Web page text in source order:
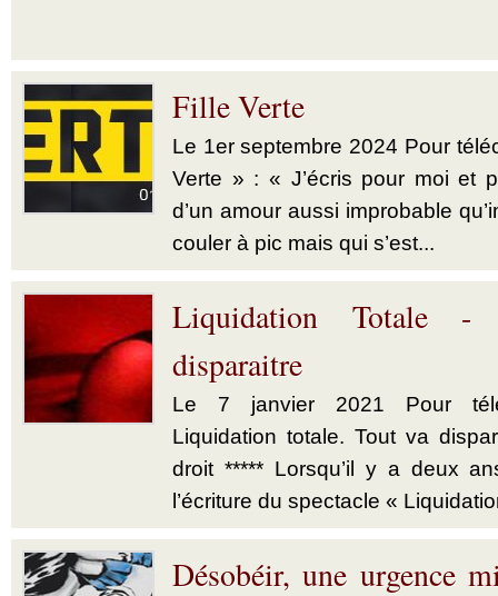
Fille Verte
Le 1er septembre 2024 Pour
Verte » : « J’écris pour moi et
d’un amour aussi improbable
couler à pic mais qui s’est...
Liquidation Totale
disparaitre
Le 7 janvier 2021 Pour
Liquidation totale. Tout va
droit ***** Lorsqu’il y a deux
l’écriture du spectacle «
Désobéir, une urgence